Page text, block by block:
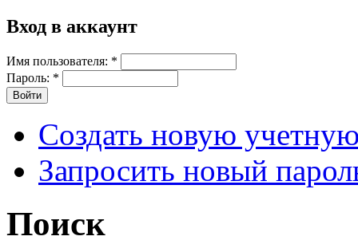
Вход в аккаунт
Имя пользователя: *
Пароль: *
Создать новую
Запросить новый
Поиск